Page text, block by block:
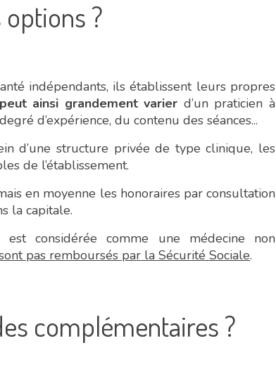
?
indépendants, ils établissent leurs propres
ainsi grandement varier d’un praticien à
d’expérience, du contenu des séances...
d’une structure privée de type clinique, les
de l’établissement.
en moyenne les honoraires par consultation
la capitale.
considérée comme une médecine non
pas remboursés par la Sécurité Sociale.
complémentaires ?